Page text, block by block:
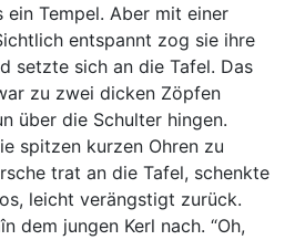
ein Tempel. Aber mit einer
entspannt zog sie ihre
setzte sich an die Tafel. Das
zu zwei dicken Zöpfen
über die Schulter hingen.
spitzen kurzen Ohren zu
trat an die Tafel, schenkte
leicht verängstigt zurück.
dem jungen Kerl nach. “Oh,